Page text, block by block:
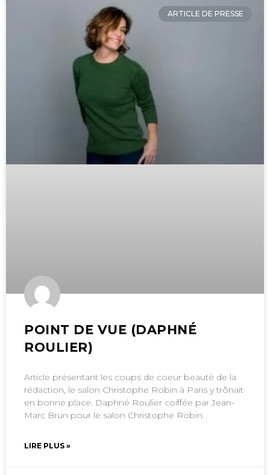
ARTICLE DE PRESSE
POINT DE VUE (DAPHNÉ
ROULIER)
Article présentant les coups de coeur beauté de la
rédaction, le salon Christophe Robin à Paris y trônait
en bonne place. Daphné Roulier coiffée par Jean-
Marc Brun pour le salon Christophe Robin.
LIRE PLUS »